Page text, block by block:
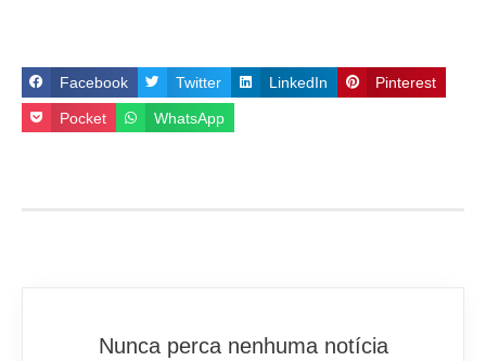
Facebook Twitter LinkedIn Pinterest
Pocket WhatsApp
Nunca perca nenhuma notícia